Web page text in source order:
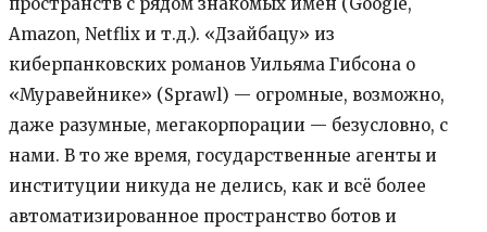
Amazon, Netflix и т.д.). «Дзайбацу» из
киберпанковских романов Уильяма Гибсона о
«Муравейнике» (Sprawl) — огромные, возможно,
даже разумные, мегакорпорации — безусловно, с
нами. В то же время, государственные агенты и
институции никуда не делись, как и всё более
автоматизированное пространство ботов и